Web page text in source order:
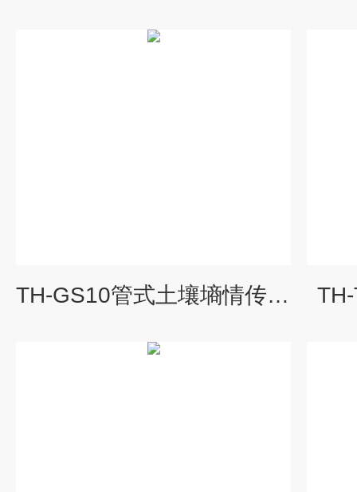
TH-GS10管式土壤墒情传感器